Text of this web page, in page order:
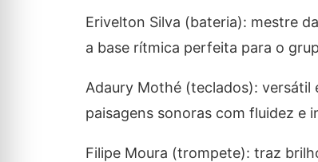
Erivelton Silva (bateria): mestre
a base rítmica perfeita para o
Adaury Mothé (teclados): versátil
paisagens sonoras com fluidez e
Filipe Moura (trompete): traz